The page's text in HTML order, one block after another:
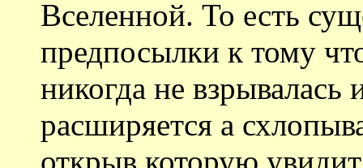
Вселенной. То есть
предпосылки к тому
никогда не
расширяется а